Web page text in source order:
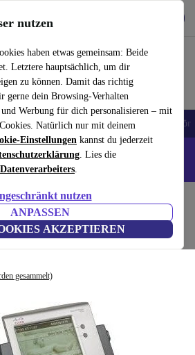
nutzen
haben etwas gemeinsam: Beide
Letztere hauptsächlich, um dir
zu können. Damit das richtig
gerne dein Browsing-Verhalten
Werbung für dich personalisieren – mit
Natürlich nur mit deinem
Einstellungen kannst du jederzeit
. Lies die
.
nutzen
ANPASSEN
AKZEPTIEREN
nutzen
Laptops Tablets Smartwatches Zubehör
und Google-Smartphones - Code:
IP Phone
gesammelt)